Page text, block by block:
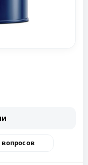
вопросов